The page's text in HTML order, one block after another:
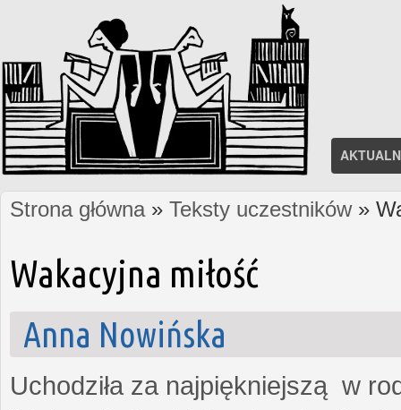
Jesteś tutaj
Strona główna» Teksty uczestników»
Wakacyjna miłość
Anna Nowińska
Uchodziła za najpiękniejszą w